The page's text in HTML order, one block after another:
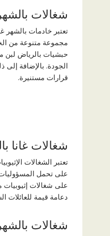
شغالات
تعتبر خادمات بالشهر
مجموعة متنوعة من
حبشيات بالرياض لبن
الجودة. بالإضافة
قرارات مستنيرة.
شغالات غانا
تعتبر الشغالات
على تحمل المسؤوليات
على شغالات إثيوبيات
دعامة قيمة للعائلات
شغالات